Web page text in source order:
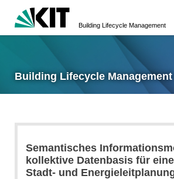
Building Lifecycle Management
Building Lifecycle Management
Semantisches
kollektive Datenbasis für
Stadt- und